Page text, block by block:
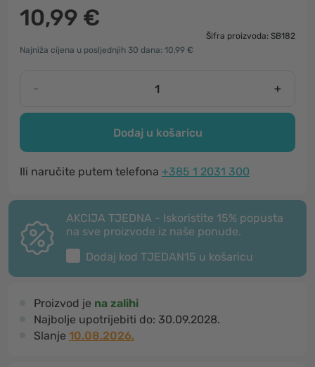
10,99 €
Šifra proizvoda: SB182
Najniža cijena u posljednjih 30 dana: 10,99 €
- +
Dodaj u košaricu
Ili naručite putem telefona +385 1 2031 300
AKCIJA TJEDNA - Iskoristite 15% popusta
na sve proizvode iz naše ponude.
Dodaj kod TJEDAN15 u košaricu
Proizvod je na zalihi
Najbolje upotrijebiti do: 30.09.2028.
Slanje 10.08.2026.